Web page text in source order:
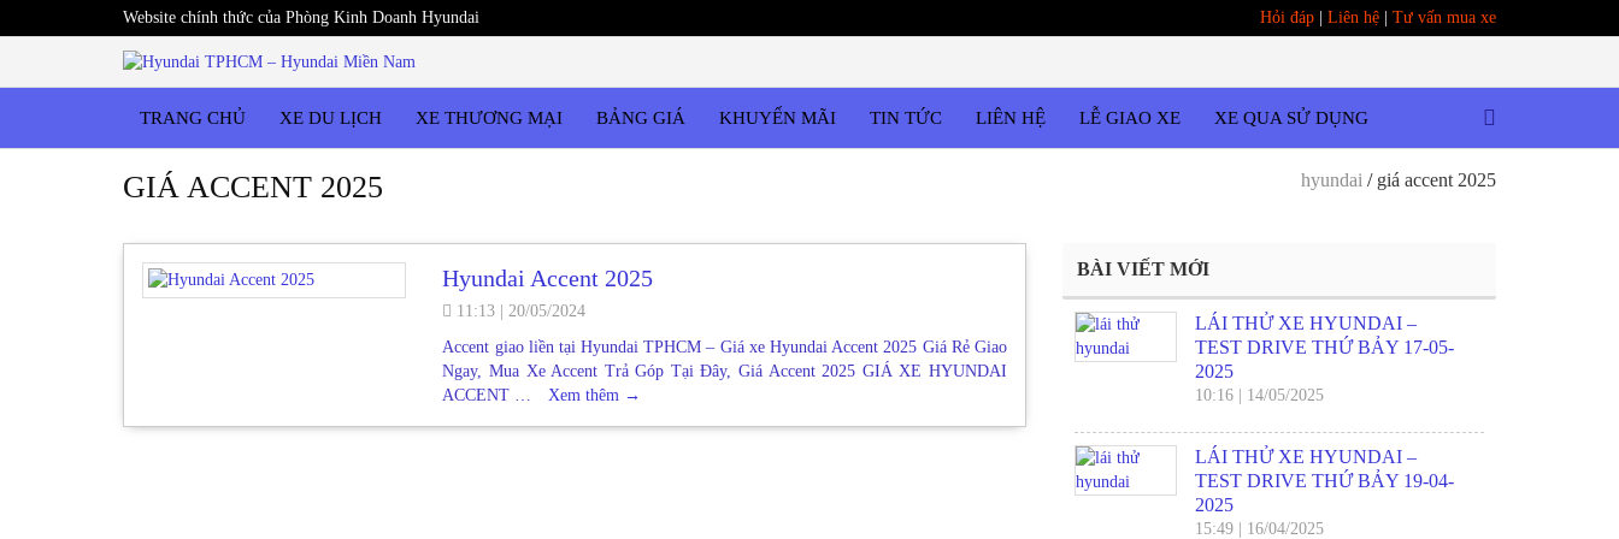
Website chính thức của Phòng Kinh Doanh Hyundai Hỏi đáp Liên hệ Tư vấn mua xe
TRANG CHỦ XE DU LỊCH XE THƯƠNG MẠI BẢNG GIÁ KHUYẾN MÃI TIN TỨC LIÊN HỆ LỄ GIAO XE XE QUA SỬ DỤNG
GIÁ ACCENT 2025 hyundai / giá accent 2025
Hyundai Accent 2025
11:13
20/05/2024
Accent giao liền tại Hyundai TPHCM – Giá xe Hyundai Accent 2025 Giá Rẻ Giao
Ngay, Mua Xe Accent Trả Góp Tại Đây, Giá Accent 2025 GIÁ XE HYUNDAI
ACCENT …
Xem thêm →
BÀI VIẾT MỚI
LÁI THỬ XE HYUNDAI –
TEST DRIVE THỨ BẢY 17-05-
2025
10:16 14/05/2025
LÁI THỬ XE HYUNDAI –
TEST DRIVE THỨ BẢY 19-04-
2025
15:49 16/04/2025